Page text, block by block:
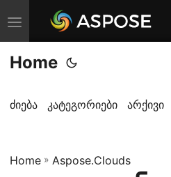
T
o
g
l
a
Home
ძიება კატეგორიები არქივი
Home » Aspose.Clouds